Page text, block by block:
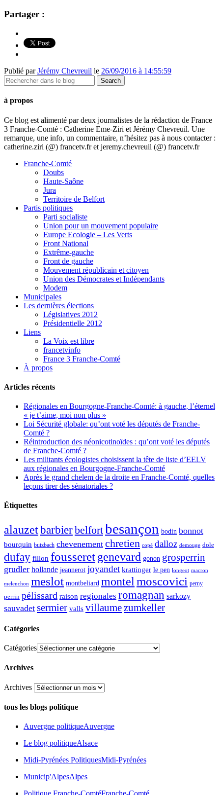
Partager :
Publié parJérémy Chevreuil le 26/09/2016 à 14:55:59
à propos
Ce blog est alimenté par deux journalistes de la rédaction de France
3 Franche-Comté : Catherine Eme-Ziri et Jérémy Chevreuil. Une
remarque, une info, un commentaire, n’hésitez pas à nous contacter :
catherine.ziri (@) francetv.fr et jeremy.chevreuil (@) francetv.fr
Franche-Comté
Doubs
Haute-Saône
Jura
Territoire de Belfort
Partis politiques
Parti socialiste
Union pour un mouvement populaire
Europe Ecologie – Les Verts
Front National
Extrême-gauche
Front de gauche
Mouvement républicain et citoyen
Union des Démocrates et Indépendants
Modem
Municipales
Les dernières élections
Législatives 2012
Présidentielle 2012
Liens
La Voix est libre
francetvinfo
France 3 Franche-Comté
À propos
Articles récents
Régionales en Bourgogne-Franche-Comté: à gauche, l’éternel
« je t’aime, moi non plus »
Loi Sécurité globale: qu’ont voté les députés de Franche-
Comté ?
Réintroduction des néonicotinoïdes : qu’ont voté les députés
de Franche-Comté ?
Les militants écologistes choisissent la tête de liste d’EELV
aux régionales en Bourgogne-Franche-Comté
Après le grand chelem de la droite en Franche-Comté, quelles
leçons tirer des sénatoriales ?
Étiquettes
alauzetbarbierbelfortbesançon bodin bonnot
bourquin butzbach chevenement chretien copé dalloz demouge dole
dufay fillon fousseretgenevard gonon grosperrin
grudler hollande jeannerot joyandet krattinger le pen longeot macron
melenchon meslot montbeliard montel moscovici perny
perrin pélissard raison regionales romagnan sarkozy
sauvadet sermier valls villaume zumkeller
Catégories
Catégories
Archives
Archives
tous les blogs politique
Auvergne politiqueAuvergne
Le blog politiqueAlsace
Midi-Pyrénées PolitiquesMidi-Pyrénées
Municip'AlpesAlpes